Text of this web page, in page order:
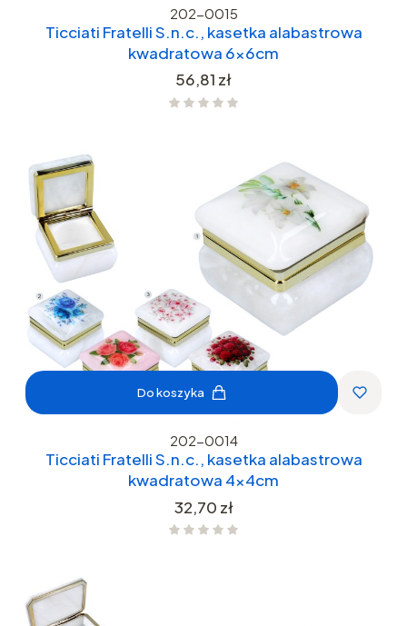
202-0015
Ticciati Fratelli S.n.c., kasetka alabastrowa
kwadratowa 6x6cm
Cena
56,81 zł
Do koszyka
202-0014
Ticciati Fratelli S.n.c., kasetka alabastrowa
kwadratowa 4x4cm
Cena
32,70 zł